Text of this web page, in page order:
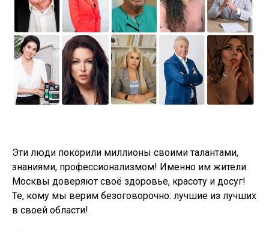
Эти люди покорили миллионы своими талантами,
знаниями, профессионализмом! Именно им жители
Москвы доверяют своё здоровье, красоту и досуг!
Те, кому мы верим безоговорочно: лучшие из лучших
в своей области!